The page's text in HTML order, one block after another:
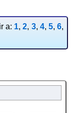
a: 1,2, 3, 4, 5,6,